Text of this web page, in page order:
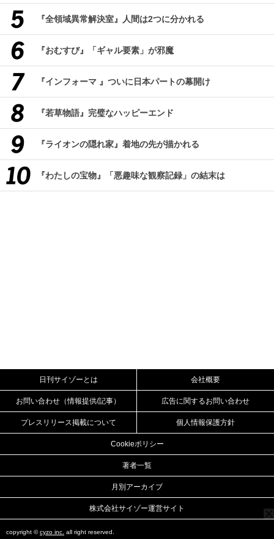
『全領域異常解決室』人間は2つに分かれる
『おむすび』「ギャル要素」が邪魔
『インフォーマ 』ついに日本パートの幕開け
『若草物語』完璧なハッピーエンド
『ライオンの隠れ家』着地の先が描かれる
『わたしの宝物』「悪趣味な観察記録」の結末は
日刊サイゾーとは 会社概要
お問い合わせ（情報提供/記事） 広告に関するお問い合わせ
プレスリリース掲載について 個人情報保護方針
Cookieポリシー
著者一覧
月別アーカイブ
株式会社サイゾー運営サイト
copyright ©cyzo inc. all right reserved.